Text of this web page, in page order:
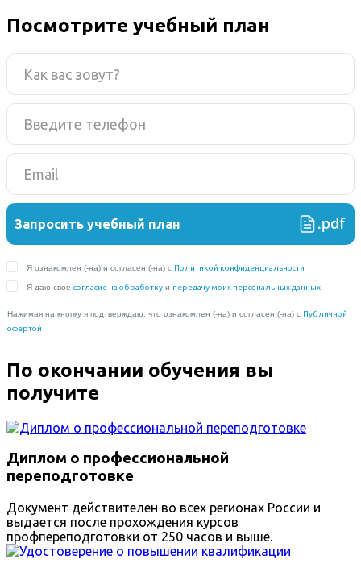
Посмотрите учебный план
По окончании обучения вы
получите
Диплом о профессиональной
переподготовке
Документ действителен во всех регионах России и
выдается после прохождения курсов
профпереподготовки от 250 часов и выше.